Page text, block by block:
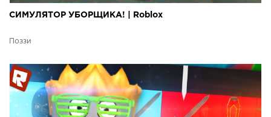
СИМУЛЯТОР УБОРЩИКА! | Roblox
Поззи